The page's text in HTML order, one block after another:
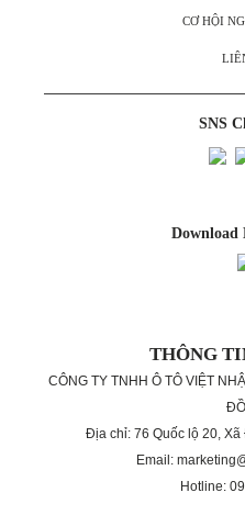
CƠ HỘI
SNS
Download
THÔNG
CÔNG TY TNHH Ô TÔ VIỆT
Địa chỉ: 76 Quốc lộ 20,
Email:
Hotline: